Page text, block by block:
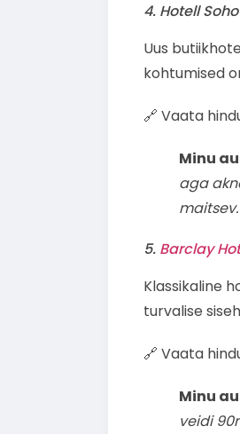
4. Hotell Soho
Uus
kohtumised
🔗 Vaata
Minu
aga
5. Barclay
Klassikaline
turvalise
🔗 Vaata
Minu
veidi